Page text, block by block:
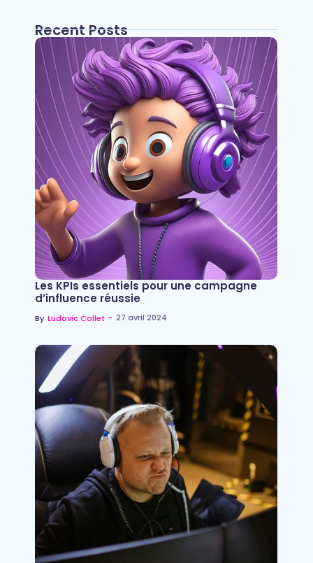
Recent Posts
Les KPIs essentiels pour une campagne
d’influence réussie
By Ludovic Collet ~ 27 avril 2024